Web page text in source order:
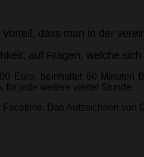
dass man in der
auf Fragen, welche
Euro, beinhaltet 60 Minuten
für jede weitere viertel Stunde.
Das Aufzeichnen von